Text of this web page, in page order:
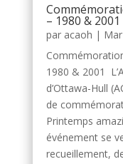
– 1980 & 2001
par acaoh |
1980 & 2001
d’Ottawa-Hull
de
Printemps
événement se
recueillement,